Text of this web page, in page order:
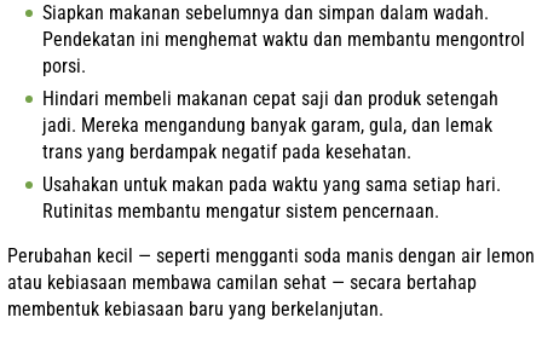
Siapkan makanan sebelumnya dan simpan dalam wadah.
Pendekatan ini menghemat waktu dan membantu mengontrol
porsi.
Hindari membeli makanan cepat saji dan produk setengah
jadi. Mereka mengandung banyak garam, gula, dan lemak
trans yang berdampak negatif pada kesehatan.
Usahakan untuk makan pada waktu yang sama setiap hari.
Rutinitas membantu mengatur sistem pencernaan.
Perubahan kecil — seperti mengganti soda manis dengan air lemon
atau kebiasaan membawa camilan sehat — secara bertahap
membentuk kebiasaan baru yang berkelanjutan.